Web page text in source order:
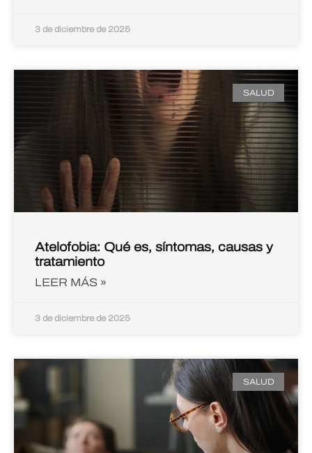
3 de diciembre de 2025
SALUD
Atelofobia: Qué es, síntomas, causas y
tratamiento
LEER MÁS »
3 de diciembre de 2025
SALUD